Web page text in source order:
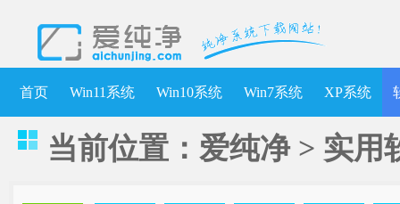
首页 Win11系统 Win10系统 Win7系统 XP系统
当前位置： 爱纯净> 实用